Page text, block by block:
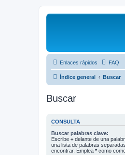
Enlaces rápidos FAQ
Índice general Buscar
Buscar
CONSULTA
Buscar palabras clave:
Escribe + delante de una
una lista de palabras
encontrar. Emplea * como